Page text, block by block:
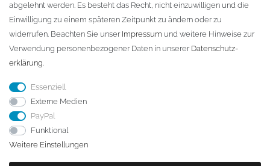
Telefon:+49 (0)3501 507295
info@dach-teufel.de
abgelehnt werden. Es besteht das Recht, nicht einzuwilligen und die
Einwilligung zu einem späteren Zeitpunkt zu ändern oder zu
widerrufen. Beachten Sie unser Impressum und weitere Hinweise zur
Verwendung personenbezogener Daten in unserer Daten­schutz­
erklärung.
Essenziell
Externe Medien
PayPal
Funktional
Weitere Einstellungen